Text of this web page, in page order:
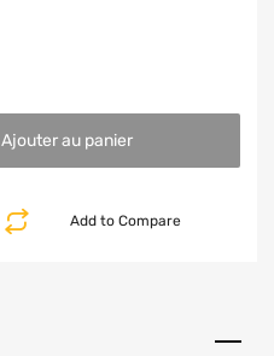
Ajouter au panier
Add to Compare